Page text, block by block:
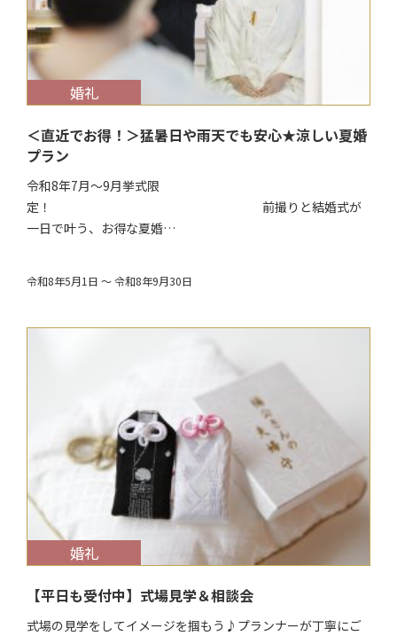
$target_date
婚礼
＜直近でお得！＞猛暑日や雨天でも安心★涼しい夏婚
プラン
令和8年7月～9月挙式限
定！ 前撮りと結婚式が
一日で叶う、お得な夏婚…
令和8年5月1日 ～ 令和8年9月30日
$target_date
婚礼
【平日も受付中】式場見学＆相談会
式場の見学をしてイメージを掴もう♪プランナーが丁寧にご